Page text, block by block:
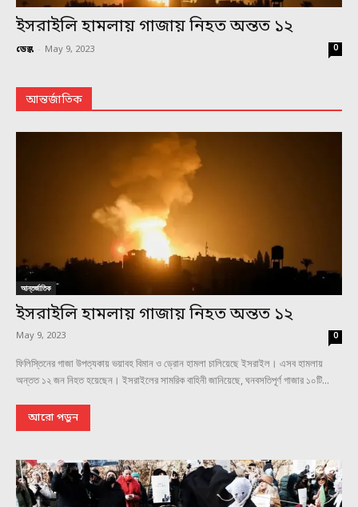
ইসরাইলি হামলায় গাজায় নিহত অন্তত ১২
ডেস্ক - May 9, 2023 0
আন্তর্জাতিক
আন্তর্জাতিক
ইসরাইলি হামলায় গাজায় নিহত অন্তত ১২
May 9, 2023 0
ফিলিস্তিনের গাজা উপত্যকায় ভয়াবহ বিমান ও ড্রোন হামলা চালিয়েছে ইসরাইল। এসব হামলায়
অন্তত ১২ জন নিহত হয়েছেন। ইসরাইলের সামরিক বাহিনী জানিয়েছে, ঘনবসতিপূর্ণ গাজার ১০টি...
আরো পড়ুন